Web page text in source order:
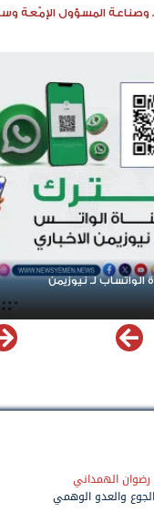
المسؤول الإمّعة
لـ نيوزيمن
رضوان الهمداني
الجوع والعدو الوهمي